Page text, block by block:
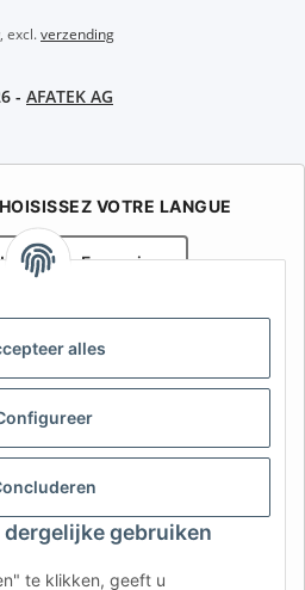
alles
dergelijke gebruiken
te klikken, geeft u
excl.verzending
- AFATEK AG
VOTRE LANGUE
Français
voor aanhangwagens | Votre
détachées pour remorques
info@afatek.com
REGION & LANGUAGE | KIES
CH (DE)